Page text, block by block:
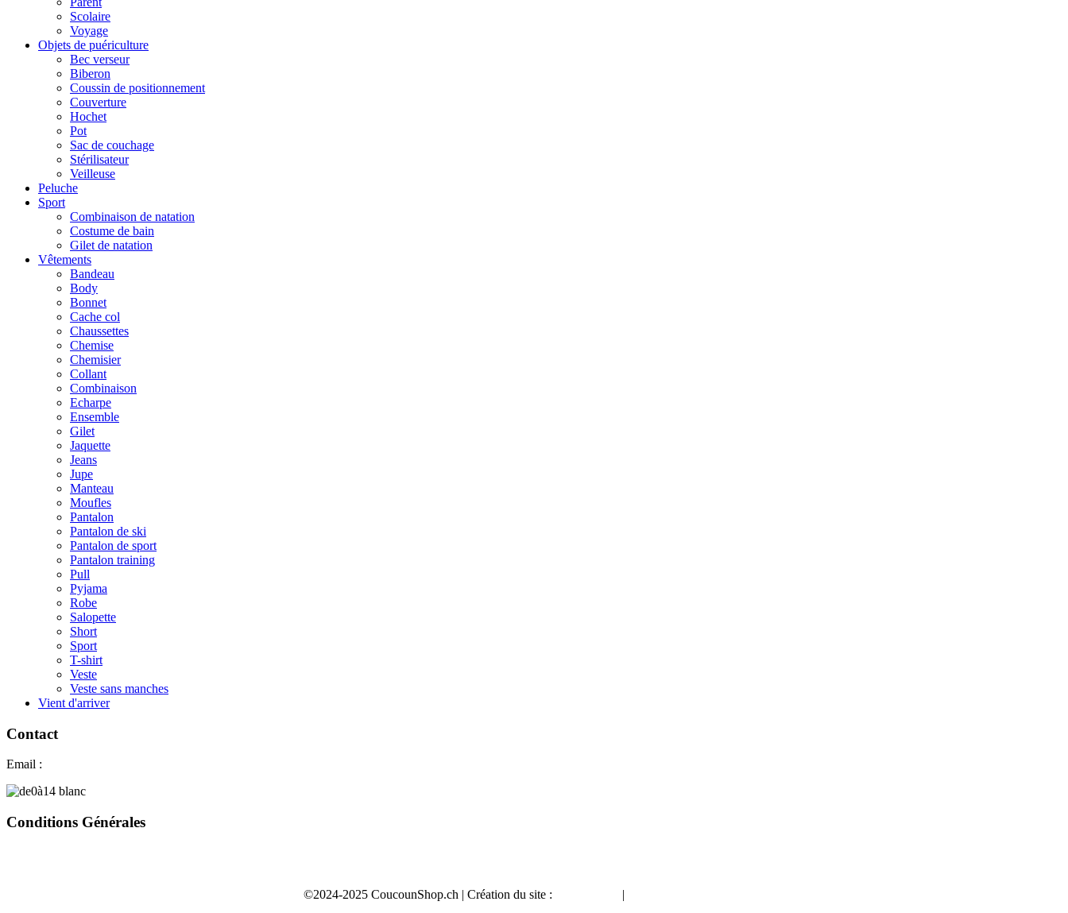
Scolaire
Voyage
Objets de puériculture
Bec verseur
Biberon
Coussin de positionnement
Couverture
Hochet
Pot
Sac de couchage
Stérilisateur
Veilleuse
Peluche
Sport
Combinaison de natation
Costume de bain
Gilet de natation
Vêtements
Bandeau
Body
Bonnet
Cache col
Chaussettes
Chemise
Chemisier
Collant
Combinaison
Echarpe
Ensemble
Gilet
Jaquette
Jeans
Jupe
Manteau
Moufles
Pantalon
Pantalon de ski
Pantalon de sport
Pantalon training
Pull
Pyjama
Robe
Salopette
Short
Sport
T-shirt
Veste
Veste sans manches
Vient d'arriver
Contact
Email :
Conditions Générales
©2024-2025 CoucounShop.ch | Création du site :
|